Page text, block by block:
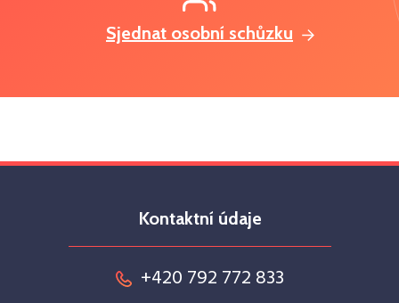
Sjednat osobní schůzku
Kontaktní údaje
+420 792 772 833